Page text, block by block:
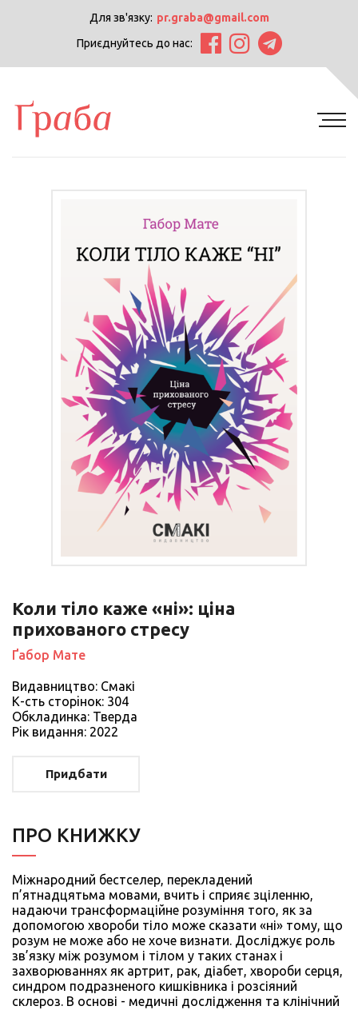
Для зв'язку: pr.graba@gmail.com
Приєднуйтесь до нас:
Коли тіло каже «ні»: ціна
прихованого стресу
Ґабор Мате
Видавництво: Смакі
К-сть сторiнок: 304
Обкладинка: Тверда
Рiк видання: 2022
Придбати
ПРО КНИЖКУ
Міжнародний бестселер, перекладений
п’ятнадцятьма мовами, вчить і сприяє зціленню,
надаючи трансформаційне розуміння того, як за
допомогою хвороби тіло може сказати «ні» тому, що
розум не може або не хоче визнати. Досліджує роль
зв’язку між розумом і тілом у таких станах і
захворюваннях як артрит, рак, діабет, хвороби серця,
синдром подразненого кишківника і розсіяний
склероз. В основі - медичні дослідження та клінічний